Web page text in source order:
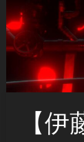
【